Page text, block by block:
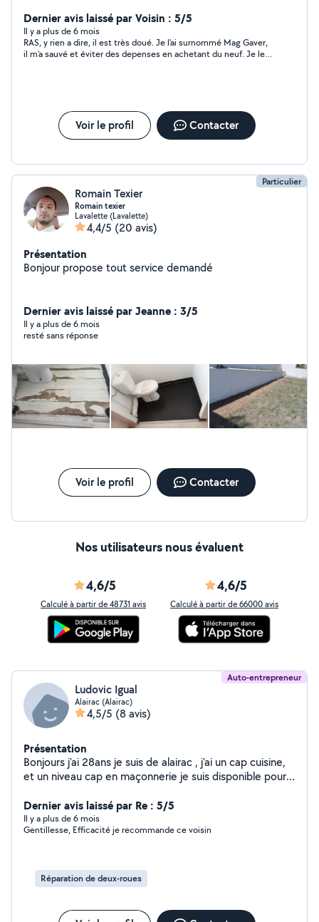
les pannes
Dernier avis laissé par Voisin : 5/5
Il y a plus de 6 mois
RAS, y rien a dire, il est très doué. Je l'ai surnommé Mag Gaver,
il m'a sauvé et éviter des depenses en achetant du neuf. Je le
Voir le profil Contacter
Particulier
Romain Texier
Romain texier
Lavalette (Lavalette)
4,4/5 (20 avis)
Présentation
Bonjour propose tout service demandé
Dernier avis laissé par Jeanne : 3/5
Il y a plus de 6 mois
resté sans réponse
Voir le profil Contacter
Nos utilisateurs nous évaluent
4,6/5
Calculé à partir de 48731 avis
4,6/5
Calculé à partir de 66000 avis
Auto-entrepreneur
Ludovic Igual
Alairac (Alairac)
4,5/5 (8 avis)
Présentation
Bonjours j'ai 28ans je suis de alairac , j'ai un cap cuisine,
et un niveau cap en maçonnerie je suis disponible pour
bâtiment, ménage, jardinage montage de meuble, ect
ainsi que de la mécanique
Dernier avis laissé par Re : 5/5
Il y a plus de 6 mois
Gentillesse, Efficacité je recommande ce voisin
Réparation de deux-roues